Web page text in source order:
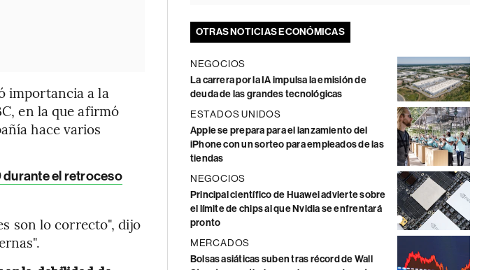
importancia a la
en la que afirmó
hace varios
el retroceso
son lo correcto", dijo
OTRAS NOTICIAS ECONÓMICAS
NEGOCIOS
La carrera por la IA impulsa la emisión de
deuda de las grandes tecnológicas
ESTADOS UNIDOS
Apple se prepara para el lanzamiento del
iPhone con un sorteo para empleados de las
tiendas
NEGOCIOS
Principal científico de Huawei advierte sobre
el límite de chips al que Nvidia se enfrentará
pronto
MERCADOS
Bolsas asiáticas suben tras récord de Wall